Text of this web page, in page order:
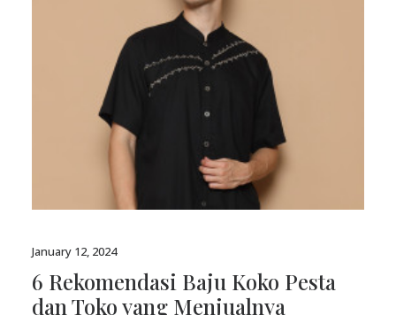
January 12, 2024
6 Rekomendasi Baju Koko Pesta
dan Toko yang Menjualnya